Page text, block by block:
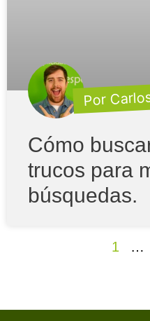
Por
Cómo
trucos para
búsquedas.
1 …